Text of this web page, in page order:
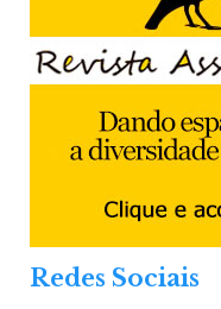
Redes Sociais